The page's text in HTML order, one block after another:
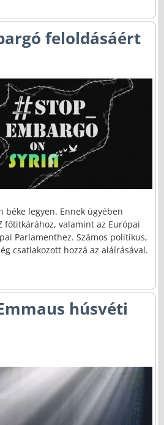
feloldásáért
béke legyen. Ennek ügyében
főtitkárához, valamint az Európai
Parlamenthez. Számos politikus,
csatlakozott hozzá az aláírásával.
húsvéti